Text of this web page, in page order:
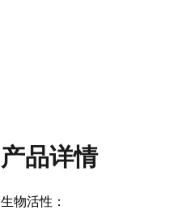
产品详情
生物活性：